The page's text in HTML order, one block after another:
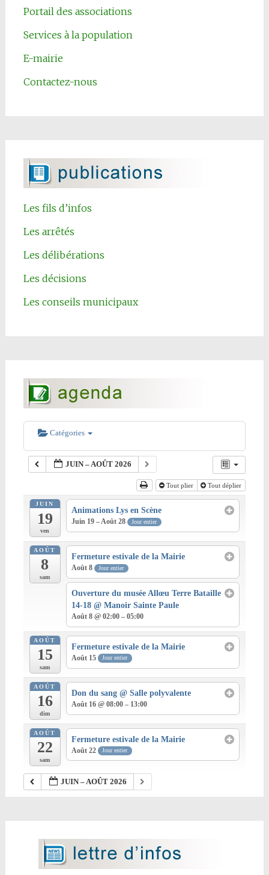
Portail des associations
Services à la population
E-mairie
Contactez-nous
Les fils d’infos
Les arrêtés
Les délibérations
Les décisions
Les conseils municipaux
Catégories
JUIN – AOÛT 2026
Tout plier Tout déplier
JUIN
19
ven
Animations Lys en Scène
Juin 19 – Août 28 Jour entier
AOÛT
8
sam
Fermeture estivale de la Mairie
Août 8 Jour entier
Ouverture du musée Allœu Terre Bataille
14-18@ Manoir Sainte Paule
Août 8 @ 02:00 – 05:00
AOÛT
15
sam
Fermeture estivale de la Mairie
Août 15 Jour entier
AOÛT
16
dim
Don du sang@ Salle polyvalente
Août 16 @ 08:00 – 13:00
AOÛT
22
sam
Fermeture estivale de la Mairie
Août 22 Jour entier
JUIN – AOÛT 2026